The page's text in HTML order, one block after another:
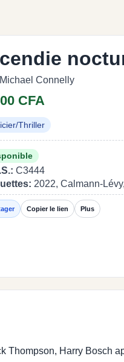
Connelly
CFA
Thriller
C3444
2022, Calmann-
Copier le lien Plus
Thompson, Harry Bosch